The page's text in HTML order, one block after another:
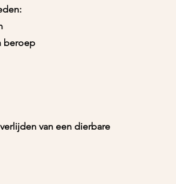
beroep
jden van een dierbare